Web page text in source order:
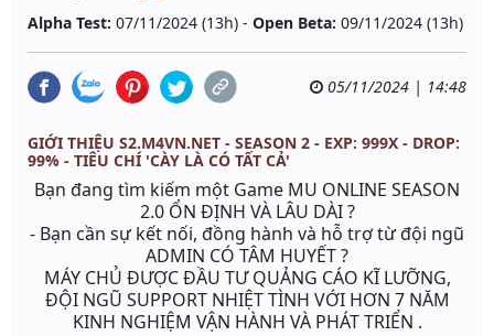
Alpha Test: 07/11/2024 (13h) - Open Beta: 09/11/2024 (13h)
05/11/2024 | 14:48
GIỚI THIỆU S2.M4VN.NET - SEASON 2 - EXP: 999X - DROP:
99% - TIÊU CHÍ 'CÀY LÀ CÓ TẤT CẢ'
Bạn đang tìm kiếm một Game MU ONLINE SEASON
2.0 ỔN ĐỊNH VÀ LÂU DÀI ?
- Bạn cần sự kết nối, đồng hành và hỗ trợ từ đội ngũ
ADMIN CÓ TÂM HUYẾT ?
MÁY CHỦ ĐƯỢC ĐẦU TƯ QUẢNG CÁO KĨ LƯỠNG,
ĐỘI NGŨ SUPPORT NHIỆT TÌNH VỚI HƠN 7 NĂM
KINH NGHIỆM VẬN HÀNH VÀ PHÁT TRIỂN .